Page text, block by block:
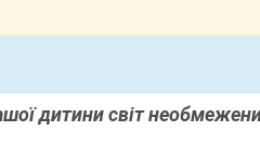
дитини світ